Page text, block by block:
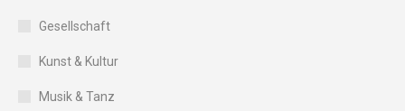
Gesellschaft
Kunst & Kultur
Musik & Tanz